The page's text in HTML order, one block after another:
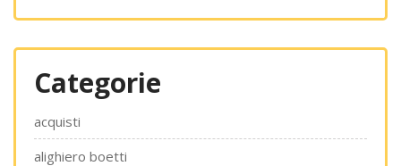
Categorie
acquisti
alighiero boetti